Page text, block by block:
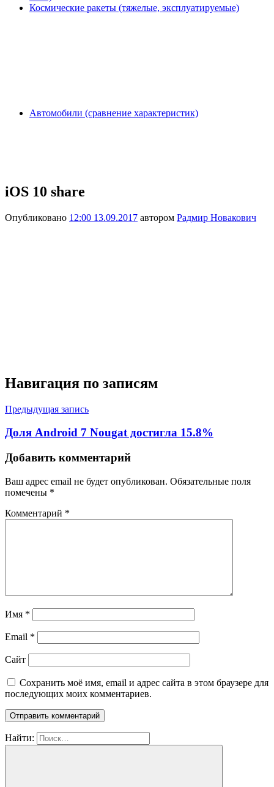
Космические ракеты (тяжелые, эксплуатируемые)
Автомобили (сравнение характеристик)
iOS 10 share
Опубликовано 12:00 13.09.2017 автором Радмир Новакович
Навигация по записям
Предыдущая запись
Доля Android 7 Nougat достигла 15.8%
Добавить комментарий
Ваш адрес email не будет опубликован. Обязательные поля
помечены *
Комментарий *
Имя *
Email *
Сайт
Сохранить моё имя, email и адрес сайта в этом браузере для
последующих моих комментариев.
Найти: